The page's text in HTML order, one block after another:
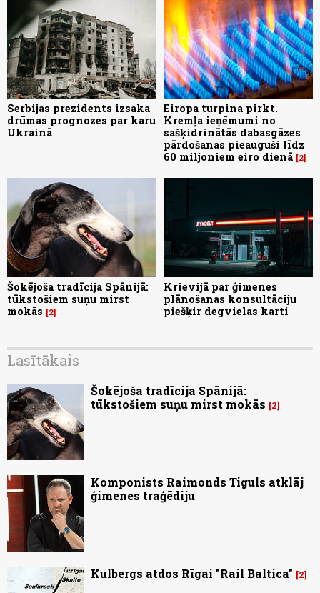
Serbijas prezidents izsaka
drūmas prognozes par karu
Ukrainā
Eiropa turpina pirkt.
Kremļa ieņēmumi no
sašķidrinātās dabasgāzes
pārdošanas pieauguši līdz
60 miljoniem eiro dienā 2
Šokējoša tradīcija Spānijā:
tūkstošiem suņu mirst
mokās
2
Krievijā par ģimenes
plānošanas konsultāciju
piešķir degvielas karti
Lasītākais
Šokējoša tradīcija Spānijā:
tūkstošiem suņu mirst mokās
2
Komponists Raimonds Tiguls atklāj
ģimenes traģēdiju
Kulbergs atdos Rīgai "Rail Baltica" 2